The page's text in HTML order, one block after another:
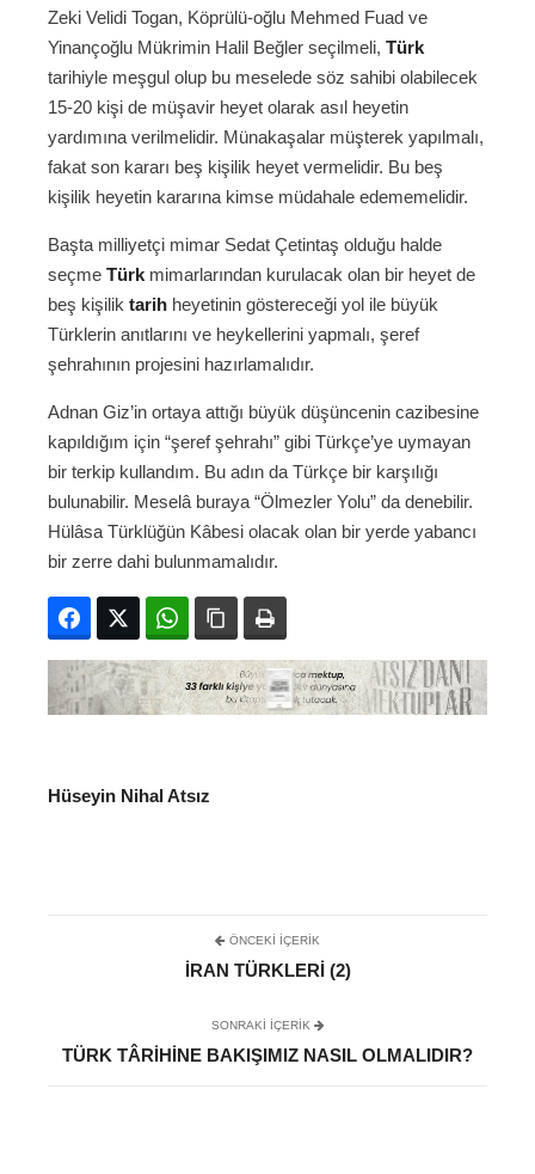
Zeki Velidi Togan, Köprülü-oğlu Mehmed Fuad ve
Yinançoğlu Mükrimin Halil Beğler seçilmeli, Türk
tarihiyle meşgul olup bu meselede söz sahibi olabilecek
15-20 kişi de müşavir heyet olarak asıl heyetin
yardımına verilmelidir. Münakaşalar müşterek yapılmalı,
fakat son kararı beş kişilik heyet vermelidir. Bu beş
kişilik heyetin kararına kimse müdahale edememelidir.
Başta milliyetçi mimar Sedat Çetintaş olduğu halde
seçme Türk mimarlarından kurulacak olan bir heyet de
beş kişilik tarih heyetinin göstereceği yol ile büyük
Türklerin anıtlarını ve heykellerini yapmalı, şeref
şehrahının projesini hazırlamalıdır.
Adnan Giz’in ortaya attığı büyük düşüncenin cazibesine
kapıldığım için “şeref şehrahı” gibi Türkçe’ye uymayan
bir terkip kullandım. Bu adın da Türkçe bir karşılığı
bulunabilir. Meselâ buraya “Ölmezler Yolu” da denebilir.
Hülâsa Türklüğün Kâbesi olacak olan bir yerde yabancı
bir zerre dahi bulunmamalıdır.
FacebookTwitter WhatsAppBağlanıyı kopyala
Hüseyin Nihal Atsız
ÖNCEKI İÇERIK
İRAN TÜRKLERI (2)
SONRAKI IÇERIK
TÜRK TÂRIHINE BAKIŞIMIZ NASIL OLMALIDIR?